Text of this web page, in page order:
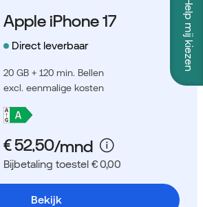
Help mij kiezen
Apple iPhone 17
Direct leverbaar
20 GB + 120 min. Bellen
excl. eenmalige kosten
Bijbetaling toestel € 0,00
Bekijk